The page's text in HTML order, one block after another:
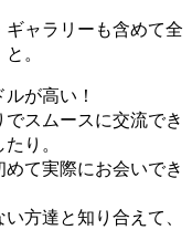
ャラリーも含めて全
。
が高い！
スムースに交流でき
り。
て実際にお会いでき
方達と知り合えて、